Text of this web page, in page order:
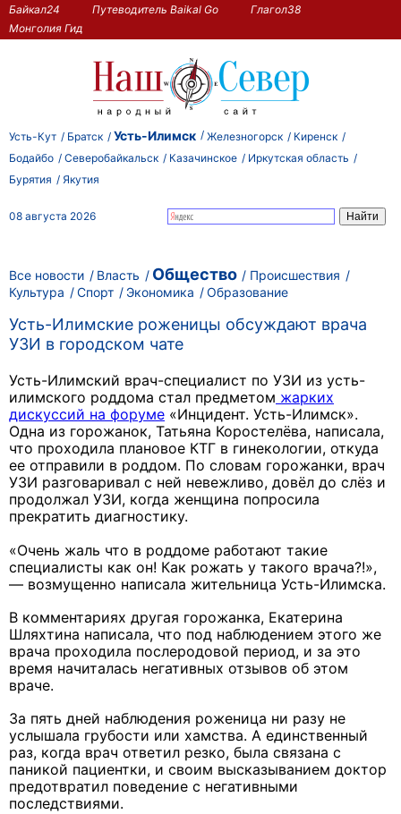
Байкал24 Путеводитель Baikal Go
Глагол38
Монголия Гид
Усть-Кут Братск Усть-Илимск Железногорск
Киренск
Бодайбо
Северобайкальск Казачинское
Иркутская область
Бурятия
Якутия
08 августа 2026
Все новости Власть Общество
Происшествия
Культура
Спорт Экономика Образование
Усть-Илимские роженицы обсуждают врача
УЗИ в городском чате
Усть-Илимский врач-специалист по УЗИ из усть-
илимского роддома стал предметом жарких
дискуссий на форуме «Инцидент. Усть-Илимск».
Одна из горожанок, Татьяна Коростелёва, написала,
что проходила плановое КТГ в гинекологии, откуда
ее отправили в роддом. По словам горожанки, врач
УЗИ разговаривал с ней невежливо, довёл до слёз и
продолжал УЗИ, когда женщина попросила
прекратить диагностику.
«Очень жаль что в роддоме работают такие
специалисты как он! Как рожать у такого врача?!»,
— возмущенно написала жительница Усть-Илимска.
В комментариях другая горожанка, Екатерина
Шляхтина написала, что под наблюдением этого же
врача проходила послеродовой период, и за это
время начиталась негативных отзывов об этом
враче.
За пять дней наблюдения роженица ни разу не
услышала грубости или хамства. А единственный
раз, когда врач ответил резко, была связана с
паникой пациентки, и своим высказыванием доктор
предотвратил поведение с негативными
последствиями.